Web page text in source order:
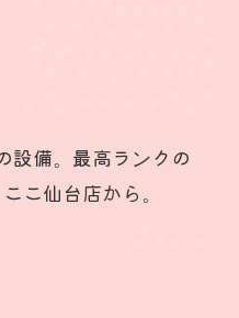
設備。最高ランクの
こ仙台店から。